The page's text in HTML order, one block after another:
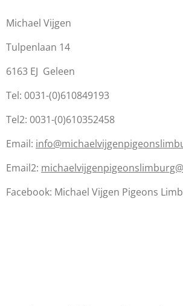
Michael Vijgen
Tulpenlaan 14
6163 EJ Geleen
Tel: 0031-(0)610849193
Tel2: 0031-(0)610352458
Email:
Email2:
Facebook: Michael Vijgen Pigeons